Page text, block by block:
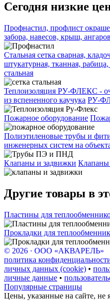
Сегодня низкие
Профнастил, профлист
забора, навесов, крыш, ангаров
Стальная сетка сварная,
штукатурная, тканная,
стальная
Теплоизоляция РУ-ФЛЕКС -
из вспененного каучука РУ-
Пожарное оборудование
Полиэтиленовые трубы и
инженерных систем на
Клапаны и задвижки Клапаны
Другие товары в
Пластины для
Прокладки для
© 2026 · ООО «АКВАРЕЛЬ»
политика
личных данных (cookie) •
личные данные •
Популярные страницы
Цены, указанные на сайте, не